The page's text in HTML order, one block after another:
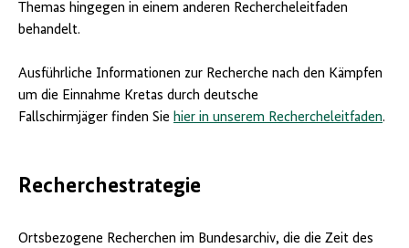
Themas hingegen in einem anderen Rechercheleitfaden
behandelt.
Ausführliche Informationen zur Recherche nach den Kämpfen
um die Einnahme Kretas durch deutsche
Fallschirmjäger finden Sie hier in unserem Rechercheleitfaden.
Recherchestrategie
Ortsbezogene Recherchen im Bundesarchiv, die die Zeit des